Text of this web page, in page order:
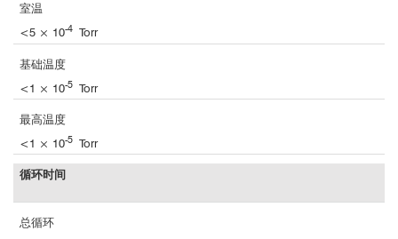
室温
<5 × 10-4 Torr
基础温度
<1 × 10-5 Torr
最高温度
<1 × 10-5 Torr
循环时间
总循环